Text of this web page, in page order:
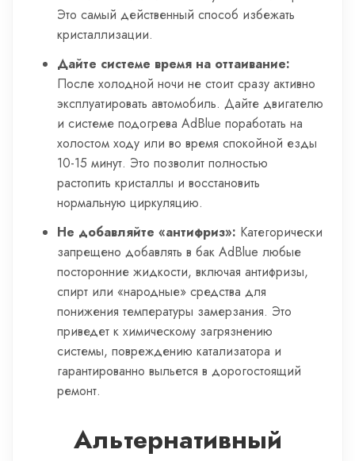
Это самый действенный способ избежать
кристаллизации.
Дайте системе время на оттаивание:
После холодной ночи не стоит сразу активно
эксплуатировать автомобиль. Дайте двигателю
и системе подогрева AdBlue поработать на
холостом ходу или во время спокойной езды
10-15 минут. Это позволит полностью
растопить кристаллы и восстановить
нормальную циркуляцию.
Не добавляйте «антифриз»: Категорически
запрещено добавлять в бак AdBlue любые
посторонние жидкости, включая антифризы,
спирт или «народные» средства для
понижения температуры замерзания. Это
приведет к химическому загрязнению
системы, повреждению катализатора и
гарантированно выльется в дорогостоящий
ремонт.
Альтернативный